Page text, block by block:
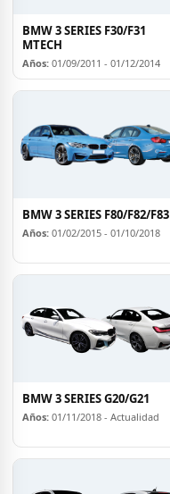
BMW 3 SERIES F30/F31
MTECH
Años: 01/09/2011 - 01/12/2014
BMW 3 SERIES F80/F82/
Años: 01/02/2015 - 01/10/2018
BMW 3 SERIES G20/G21
Años: 01/11/2018 - Actualidad